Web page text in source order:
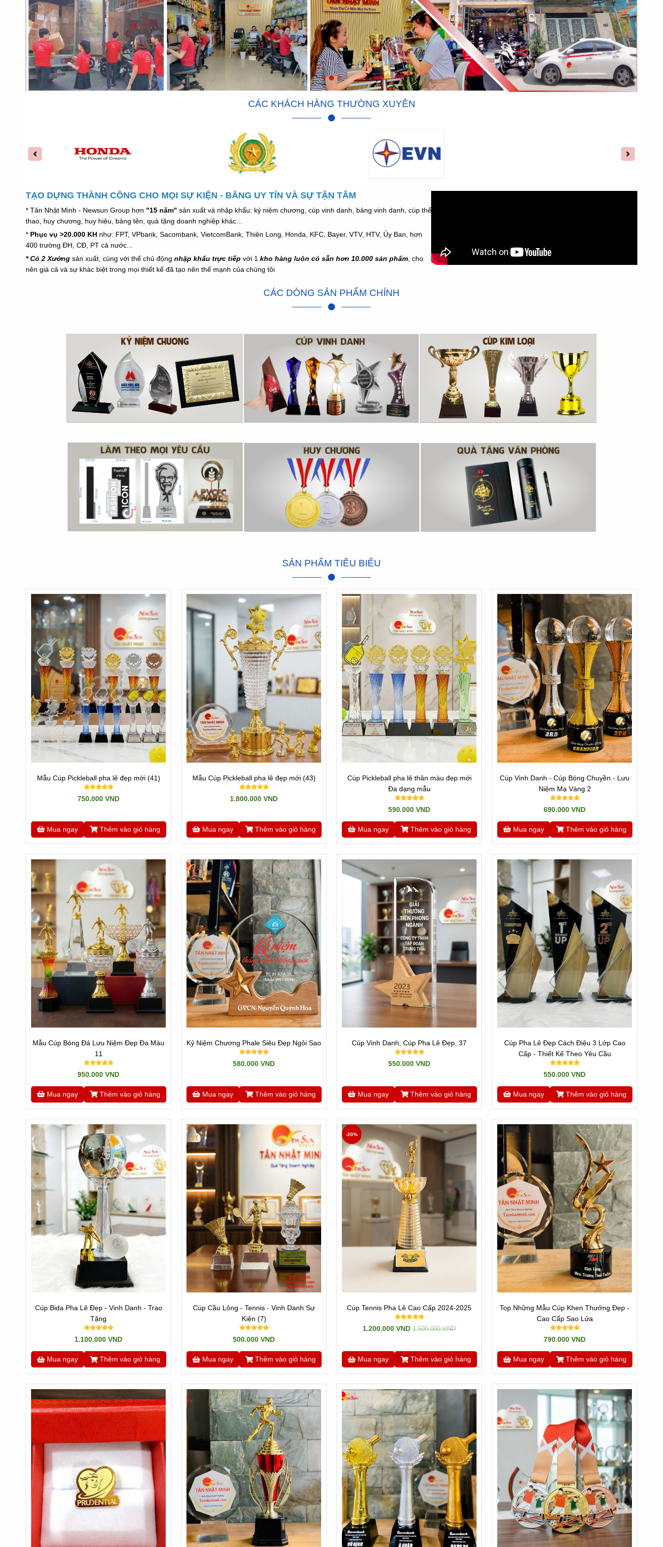
CÁC KHÁCH HÀNG THƯỜNG XUYÊN
TẠO DỰNG THÀNH CÔNG CHO MỌI SỰ KIỆN - BẰNG UY TÍN VÀ SỰ TẬN TÂM
* Tân Nhật Minh - Newsun Group hơn "15 năm" sản xuất và nhập khẩu: kỷ niệm chương, cúp vinh danh, bảng vinh danh, cúp thể
thao, huy chương, huy hiệu, bảng tên, quà tặng doanh nghiệp khác...
* Phục vụ >20.000 KH như: FPT, VPbank, Sacombank, VietcomBank, Thiên Long, Honda, KFC, Bayer, VTV, HTV, Ủy Ban, hơn
400 trường ĐH, CĐ, PT cả nước...
* Có 2 Xưởng sản xuất, cùng với thế chủ động nhập khẩu trực tiếp với 1 kho hàng luôn có sẵn hơn 10.000 sản phẩm, cho
nên giá cả và sự khác biệt trong mọi thiết kế đã tạo nên thế mạnh của chúng tôi
CÁC DÒNG SẢN PHẨM CHÍNH
SẢN PHẨM TIÊU BIỂU
Mẫu Cúp Pickleball pha lê đẹp mới (41)
750.000 VND
Mua ngay Thêm vào giỏ hàng
Mẫu Cúp Pickleball pha lê đẹp mới (43)
1.800.000 VND
Mua ngay Thêm vào giỏ hàng
Cúp Pickleball pha lê thân màu đẹp mới
Đa dạng mẫu
590.000 VND
Mua ngay Thêm vào giỏ hàng
Cúp Vinh Danh - Cúp Bóng Chuyền - Lưu
Niệm Mạ Vàng 2
690.000 VND
Mua ngay Thêm vào giỏ hàng
Mẫu Cúp Bóng Đá Lưu Niệm Đẹp Đa Màu
11
950.000 VND
Mua ngay Thêm vào giỏ hàng
Kỷ Niệm Chương Phale Siêu Đẹp Ngôi Sao
580.000 VND
Mua ngay Thêm vào giỏ hàng
Cúp Vinh Danh, Cúp Pha Lê Đẹp, 37
550.000 VND
Mua ngay Thêm vào giỏ hàng
Cúp Pha Lê Đẹp Cách Điệu 3 Lớp Cao
Cấp - Thiết Kế Theo Yêu Cầu
550.000 VND
Mua ngay Thêm vào giỏ hàng
Cúp Bida Pha Lê Đẹp - Vinh Danh - Trao
Tặng
1.100.000 VND
Mua ngay Thêm vào giỏ hàng
Cúp Cầu Lông - Tennis - Vinh Danh Sự
Kiện (7)
500.000 VND
Mua ngay Thêm vào giỏ hàng
Cúp Tennis Pha Lê Cao Cấp 2024-2025
1.200.000 VND 1.500.000 VND
-20%
Mua ngay Thêm vào giỏ hàng
Top Những Mẫu Cúp Khen Thưởng Đẹp -
Cao Cấp Sao Lửa
790.000 VND
Mua ngay Thêm vào giỏ hàng